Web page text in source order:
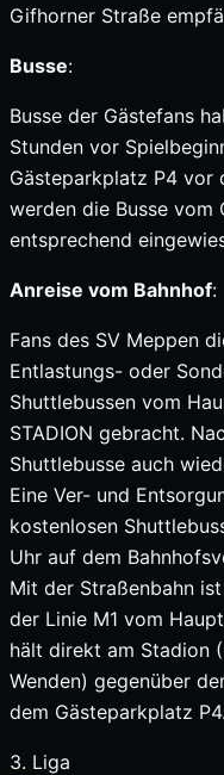
Gifhorner Straße
Busse:
Busse der Gästefans
Stunden vor
Gästeparkplatz P4 vor
werden die Busse vom
entsprechend
Anreise vom Bahnhof:
Fans des SV Meppen
Entlastungs- oder
Shuttlebussen vom
STADION gebracht.
Shuttlebusse auch
Eine Ver- und
kostenlosen
Uhr auf dem
Mit der Straßenbahn ist
der Linie M1 vom
hält direkt am Stadion
Wenden) gegenüber
dem Gästeparkplatz P4.
3. Liga